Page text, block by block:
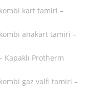
kart tamiri –
anakart tamiri –
Protherm
gaz valfi tamiri –